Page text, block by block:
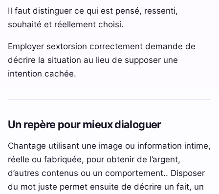
Il faut distinguer ce qui est pensé, ressenti,
souhaité et réellement choisi.
Employer sextorsion correctement demande de
décrire la situation au lieu de supposer une
intention cachée.
Un repère pour mieux dialoguer
Chantage utilisant une image ou information intime,
réelle ou fabriquée, pour obtenir de l’argent,
d’autres contenus ou un comportement.. Disposer
du mot juste permet ensuite de décrire un fait, un